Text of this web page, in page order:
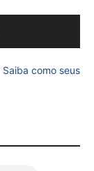
Saiba como seus